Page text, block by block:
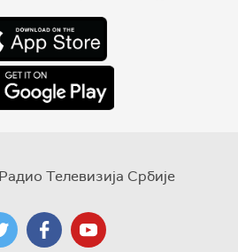
Радио Телевизија Србије